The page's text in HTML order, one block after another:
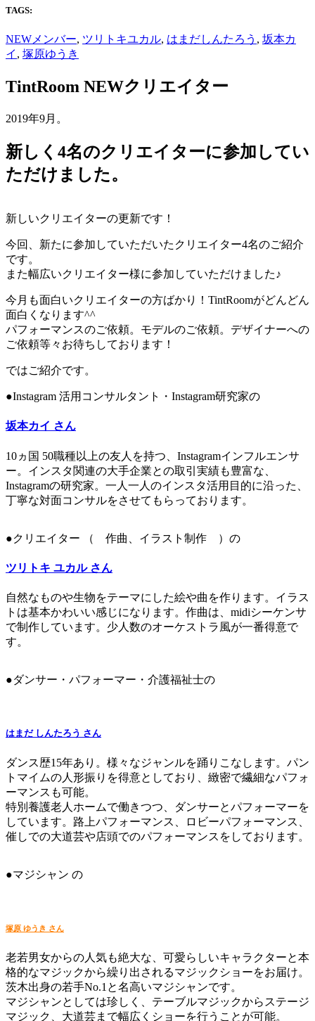
TAGS:
NEWメンバー, ツリトキユカル, はまだしんたろう , 坂本カ
イ , 塚原ゆうき
TintRoom NEWクリエイター
2019年9月。
新しく4名のクリエイターに参加してい
ただけました。
新しいクリエイターの更新です！
今回、新たに参加していただいたクリエイター4名のご紹介
です。
また幅広いクリエイター様に参加していただけました♪
今月も面白いクリエイターの方ばかり！TintRoomがどんどん
面白くなります^^
パフォーマンスのご依頼。モデルのご依頼。デザイナーへの
ご依頼等々お待ちしております！
ではご紹介です。
●Instagram 活用コンサルタント・Instagram研究家の
坂本カイ さん
10ヵ国 50職種以上の友人を持つ、Instagramインフルエンサ
ー。インスタ関連の大手企業との取引実績も豊富な、
Instagramの研究家。一人一人のインスタ活用目的に沿った、
丁寧な対面コンサルをさせてもらっております。
●クリエイター （ 作曲、イラスト制作 ）の
ツリトキ ユカル さん
自然なものや生物をテーマにした絵や曲を作ります。イラス
トは基本かわいい感じになります。作曲は、midiシーケンサ
で制作しています。少人数のオーケストラ風が一番得意で
す。
●ダンサー・パフォーマー・介護福祉士の
はまだ しんたろう さん
ダンス歴15年あり。様々なジャンルを踊りこなします。パン
トマイムの人形振りを得意としており、緻密で繊細なパフォ
ーマンスも可能。
特別養護老人ホームで働きつつ、ダンサーとパフォーマーを
しています。路上パフォーマンス、ロビーパフォーマンス、
催しでの大道芸や店頭でのパフォーマンスをしております。
●マジシャン の
塚原 ゆうき さん
老若男女からの人気も絶大な、可愛らしいキャラクターと本
格的なマジックから繰り出されるマジックショーをお届け。
茨木出身の若手No.1と名高いマジシャンです。
マジシャンとしては珍しく、テーブルマジックからステージ
マジック、大道芸まで幅広くショーを行うことが可能。